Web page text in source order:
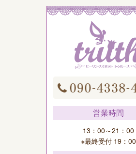
営業時間
13：00～21：00
※最終受付 19：00